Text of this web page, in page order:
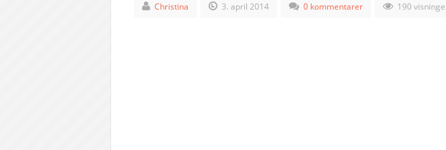
Christina 3. april 2014 0 kommentarer 190